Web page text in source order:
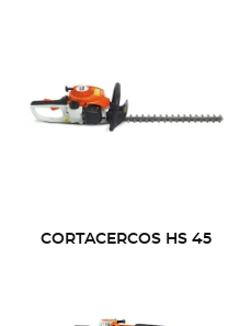
CORTACERCOS HS 45